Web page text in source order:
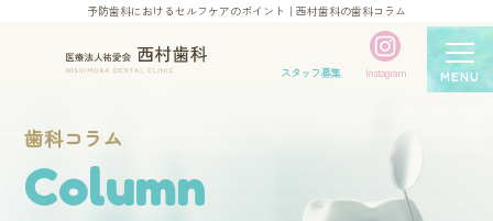
予防歯科におけるセルフケアのポイント｜西村歯科の歯科コラム
スタッフ募集 Instagram MENU
歯科コラム
Column